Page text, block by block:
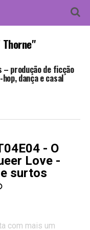
– produção de ficção
dança e casal
- O
Love -
surtos
com mais um